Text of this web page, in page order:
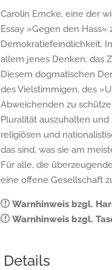
Carolin Emcke, eine der
Essay »Gegen den
Demokratiefeindlichkeit.
allem jenes Denken, das
Diesem dogmatischen
des Vielstimmigen, des
Abweichenden zu
Pluralität auszuhalten
religiösen und
das sind, was sie am
Für alle, die
eine offene Gesellschaft
Warnhinweis bzgl.
Warnhinweis bzgl.
Details